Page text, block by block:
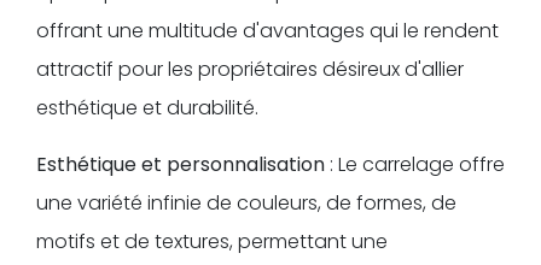
offrant une multitude d'avantages qui le rendent
attractif pour les propriétaires désireux d'allier
esthétique et durabilité.
Esthétique et personnalisation : Le carrelage offre
une variété infinie de couleurs, de formes, de
motifs et de textures, permettant une